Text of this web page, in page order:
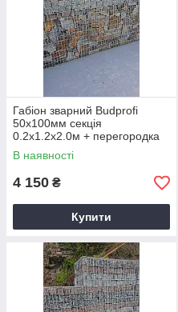
Габіон зварний Budprofi
50х100мм секція
0.2х1.2х2.0м + перегородка
оцинкований для огорожі
В наявності
4 150 ₴
Купити